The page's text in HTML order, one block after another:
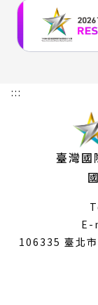
:::
臺灣國
106335 臺北